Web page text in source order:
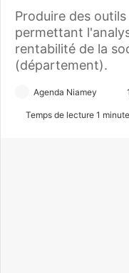
Produire des
permettant
rentabilité de la
(département).
Agenda Niamey
n
Temps de lecture 1 minute